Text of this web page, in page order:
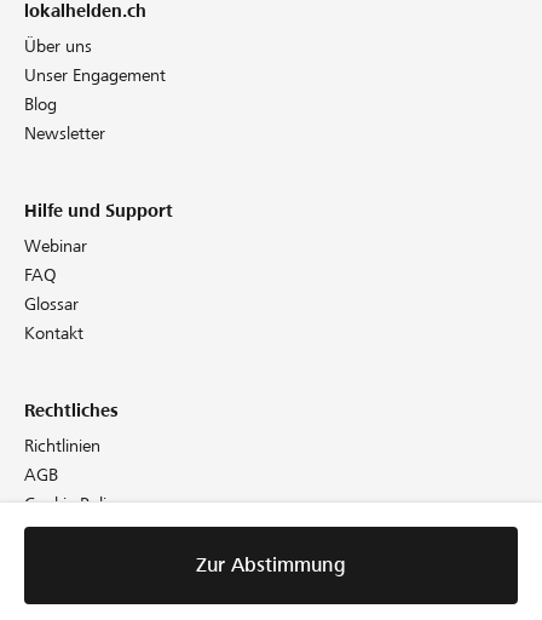
Zur Abstimmung
lokalhelden.ch
Über uns
Unser Engagement
Blog
Newsletter
Hilfe und Support
Webinar
FAQ
Glossar
Kontakt
Rechtliches
Richtlinien
AGB
Cookie Policy
Datenschutz